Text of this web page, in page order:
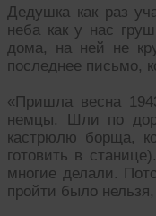
Дедушка как раз
неба как у нас
дома, на ней не
последнее письмо,
«Пришла весна
немцы. Шли по
кастрюлю борща,
готовить в
многие делали.
пройти было